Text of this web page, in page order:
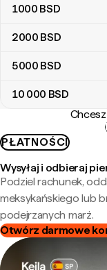
1000 BSD
2000 BSD
5000 BSD
10 000 BSD
PŁATNOŚCI
Wysyłaj i odbieraj
Podziel rachunek,
meksykańskiego lub
podejrzanych marż.
Otwórz darmowe